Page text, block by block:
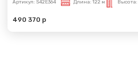
Артикул: S42E364 Длина: 122 м Высота:
490 370 р